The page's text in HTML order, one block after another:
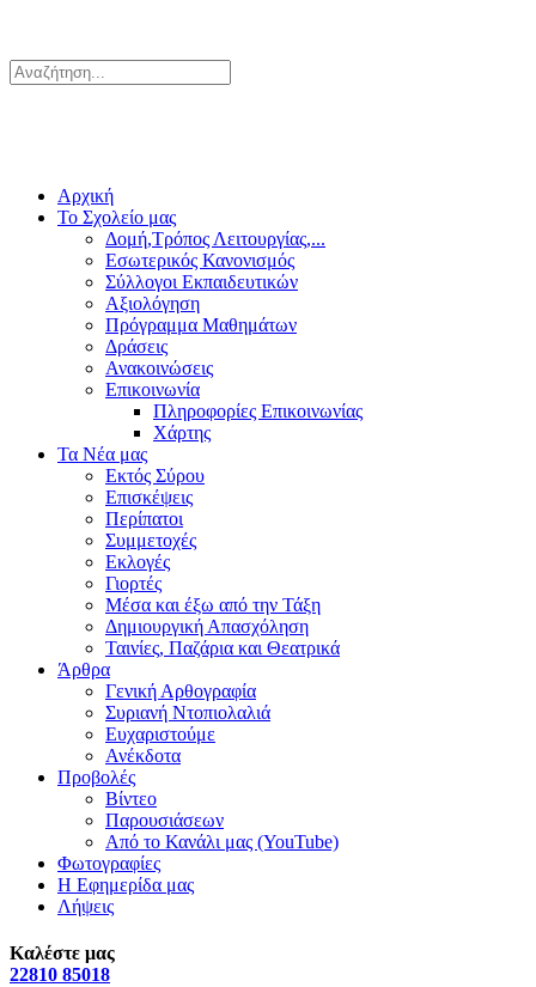
Αρχική
Το Σχολείο μας
Δομή,Τρόπος Λειτουργίας,...
Εσωτερικός Κανονισμός
Σύλλογοι Εκπαιδευτικών
Αξιολόγηση
Πρόγραμμα Μαθημάτων
Δράσεις
Ανακοινώσεις
Επικοινωνία
Πληροφορίες Επικοινωνίας
Χάρτης
Τα Νέα μας
Εκτός Σύρου
Επισκέψεις
Περίπατοι
Συμμετοχές
Εκλογές
Γιορτές
Μέσα και έξω από την Τάξη
Δημιουργική Απασχόληση
Ταινίες, Παζάρια και Θεατρικά
Άρθρα
Γενική Αρθογραφία
Συριανή Ντοπιολαλιά
Ευχαριστούμε
Ανέκδοτα
Προβολές
Βίντεο
Παρουσιάσεων
Από το Κανάλι μας (YouTube)
Φωτογραφίες
Η Εφημερίδα μας
Λήψεις
Καλέστε μας
22810 85018